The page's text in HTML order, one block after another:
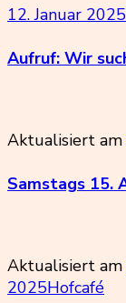
12. Januar 2025
Aufruf: Wir
Aktualisiert am
Samstags 15.
Aktualisiert am
2025Hofcafé